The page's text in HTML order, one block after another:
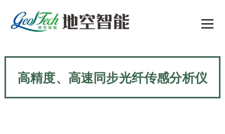
高精度、高速同步光纤传感分析仪